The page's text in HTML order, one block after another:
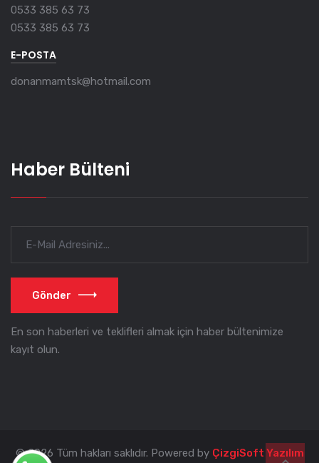
0533 385 63 73
0533 385 63 73
E-POSTA
donanmamtsk@hotmail.com
Haber Bülteni
Gönder
En son haberleri ve teklifleri almak için haber bültenimize
kayıt olun.
© 2026 Tüm hakları saklıdır. Powered by ÇizgiSoft Yazılım